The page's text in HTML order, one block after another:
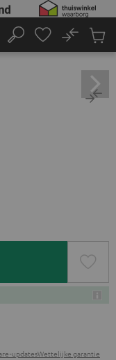
Zoeken
No
updatesWettelijke garantie